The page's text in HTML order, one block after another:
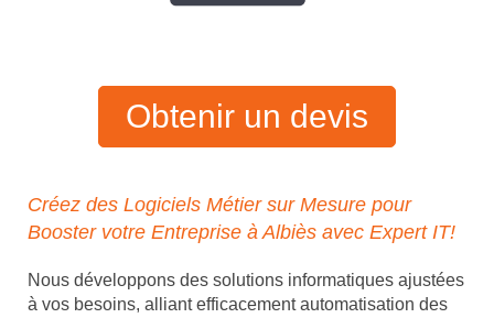
Obtenir un devis
Créez des Logiciels Métier sur Mesure pour
Booster votre Entreprise à Albiès avec Expert IT!
Nous développons des solutions informatiques ajustées
à vos besoins, alliant efficacement automatisation des